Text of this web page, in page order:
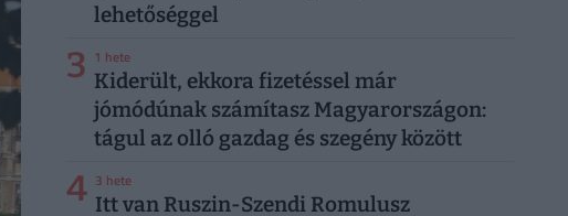
lehetőséggel
3 1 hete
Kiderült, ekkora fizetéssel már
jómódúnak számítasz Magyarországon:
tágul az olló gazdag és szegény között
4 3 hete
Itt van Ruszin-Szendi Romulusz